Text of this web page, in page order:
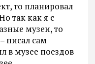
то планировал
так как я с
музеи, то
писал сам
в музее поездов